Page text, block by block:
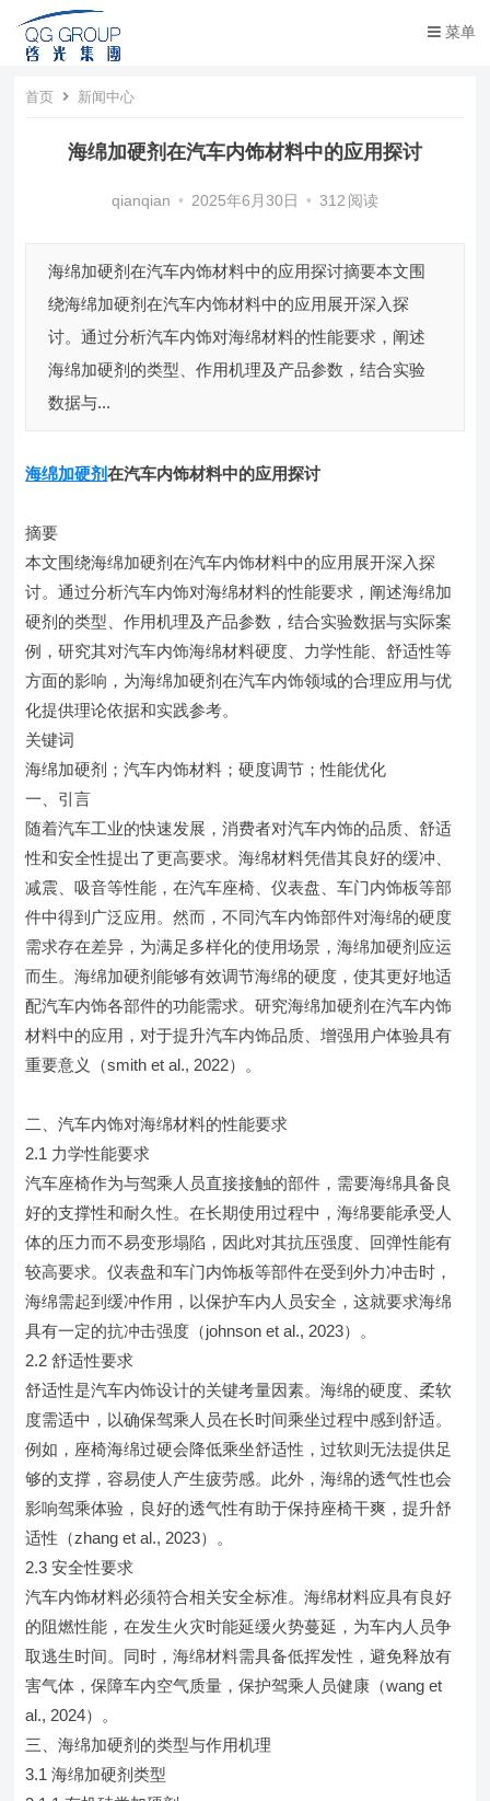
菜单
首页 新闻中心
海绵加硬剂在汽车内饰材料中的应用探讨​
qianqian • 2025年6月30日 • 312 阅读
海绵加硬剂在汽车内饰材料中的应用探讨​ ​ 摘要​ 本文围
绕海绵加硬剂在汽车内饰材料中的应用展开深入探
讨。通过分析汽车内饰对海绵材料的性能要求，阐述
海绵加硬剂的类型、作用机理及产品参数，结合实验
数据与...
海绵加硬剂在汽车内饰材料中的应用探讨​
摘要
本文围绕海绵加硬剂在汽车内饰材料中的应用展开深入探
讨。通过分析汽车内饰对海绵材料的性能要求，阐述海绵加
硬剂的类型、作用机理及产品参数，结合实验数据与实际案
例，研究其对汽车内饰海绵材料硬度、力学性能、舒适性等
方面的影响，为海绵加硬剂在汽车内饰领域的合理应用与优
化提供理论依据和实践参考。
关键词
海绵加硬剂；汽车内饰材料；硬度调节；性能优化
一、引言
随着汽车工业的快速发展，消费者对汽车内饰的品质、舒适
性和安全性提出了更高要求。海绵材料凭借其良好的缓冲、
减震、吸音等性能，在汽车座椅、仪表盘、车门内饰板等部
件中得到广泛应用。然而，不同汽车内饰部件对海绵的硬度
需求存在差异，为满足多样化的使用场景，海绵加硬剂应运
而生。海绵加硬剂能够有效调节海绵的硬度，使其更好地适
配汽车内饰各部件的功能需求。研究海绵加硬剂在汽车内饰
材料中的应用，对于提升汽车内饰品质、增强用户体验具有
重要意义（smith et al., 2022）。
二、汽车内饰对海绵材料的性能要求
2.1 力学性能要求
汽车座椅作为与驾乘人员直接接触的部件，需要海绵具备良
好的支撑性和耐久性。在长期使用过程中，海绵要能承受人
体的压力而不易变形塌陷，因此对其抗压强度、回弹性能有
较高要求。仪表盘和车门内饰板等部件在受到外力冲击时，
海绵需起到缓冲作用，以保护车内人员安全，这就要求海绵
具有一定的抗冲击强度（johnson et al., 2023）。
2.2 舒适性要求
舒适性是汽车内饰设计的关键考量因素。海绵的硬度、柔软
度需适中，以确保驾乘人员在长时间乘坐过程中感到舒适。
例如，座椅海绵过硬会降低乘坐舒适性，过软则无法提供足
够的支撑，容易使人产生疲劳感。此外，海绵的透气性也会
影响驾乘体验，良好的透气性有助于保持座椅干爽，提升舒
适性（zhang et al., 2023）。
2.3 安全性要求
汽车内饰材料必须符合相关安全标准。海绵材料应具有良好
的阻燃性能，在发生火灾时能延缓火势蔓延，为车内人员争
取逃生时间。同时，海绵材料需具备低挥发性，避免释放有
害气体，保障车内空气质量，保护驾乘人员健康（wang et
al., 2024）。
三、海绵加硬剂的类型与作用机理
3.1 海绵加硬剂类型